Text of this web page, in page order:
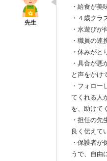
・給食が美
・４歳クラ
・水遊びが
・職員の連
・休みがと
・具合が悪
と声をかけ
・フォロー
てくれる人
を、助けて
・担任の先
良く伝えて
・保護者が
うで、自由